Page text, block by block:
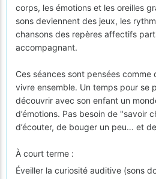
corps, les émotions et les oreilles
sons deviennent des jeux, les
chansons des repères affectifs
accompagnant.
Ces séances sont pensées comme
vivre ensemble. Un temps pour se
découvrir avec son enfant un
d’émotions. Pas besoin de "savoir
d’écouter, de bouger un peu… et
À court terme :
Éveiller la curiosité auditive (sons